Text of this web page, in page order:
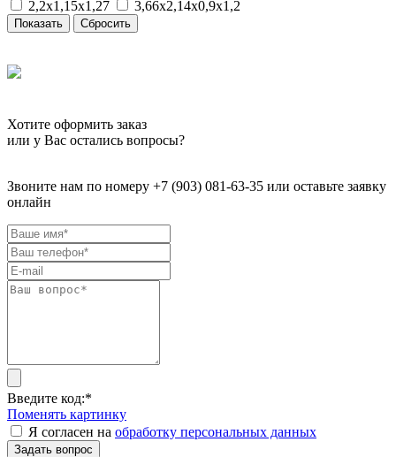
2,2х1,15х1,27
3,66х2,14х0,9х1,2
Сбросить
Хотите оформить заказ
или у Вас остались вопросы?
Звоните нам по номеру +7 (903) 081-63-35 или оставьте заявку
онлайн
Введите код:*
Поменять картинку
Я согласен на обработку персональных данных
Задать вопрос